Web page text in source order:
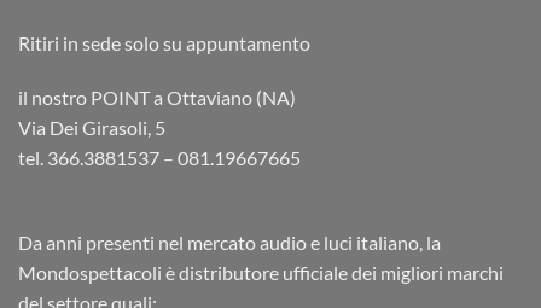
Ritiri in sede solo su appuntamento
il nostro POINT a Ottaviano (NA)
Via Dei Girasoli, 5
tel. 366.3881537 – 081.19667665
Da anni presenti nel mercato audio e luci italiano, la
Mondospettacoli è distributore ufficiale dei migliori marchi
del settore quali: